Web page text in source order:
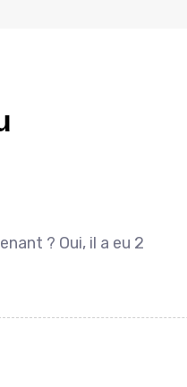
? Oui, il a eu 2